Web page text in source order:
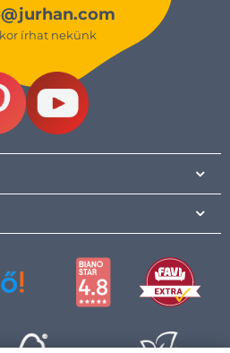
írhat nekünk